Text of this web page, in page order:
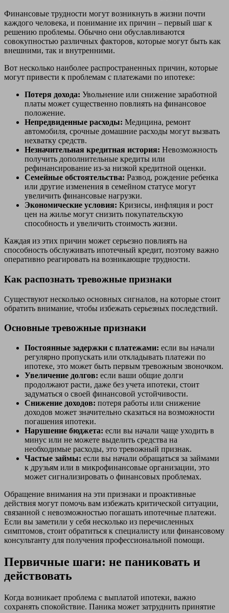
Финансовые трудности могут возникнуть в жизни почти
каждого человека, и понимание их причин – первый шаг к
решению проблемы. Обычно они обуславливаются
совокупностью различных факторов, которые могут быть как
внешними, так и внутренними.
Вот несколько наиболее распространенных причин, которые
могут привести к проблемам с платежами по ипотеке:
Потеря дохода: Увольнение или снижение заработной
платы может существенно повлиять на финансовое
положение.
Непредвиденные расходы: Медицина, ремонт
автомобиля, срочные домашние расходы могут вызвать
нехватку средств.
Незначительная кредитная история: Невозможность
получить дополнительные кредиты или
рефинансирование из-за низкой кредитной оценки.
Семейные обстоятельства: Развод, рождение ребенка
или другие изменения в семейном статусе могут
увеличить финансовые нагрузки.
Экономические условия: Кризисы, инфляция и рост
цен на жилье могут снизить покупательскую
способность и увеличить стоимость жизни.
Каждая из этих причин может серьезно повлиять на
способность обслуживать ипотечный кредит, поэтому важно
оперативно реагировать на возникающие трудности.
Как распознать тревожные признаки
Существуют несколько основных сигналов, на которые стоит
обратить внимание, чтобы избежать серьезных последствий.
Основные тревожные признаки
Постоянные задержки с платежами: если вы начали
регулярно пропускать или откладывать платежи по
ипотеке, это может быть первым тревожным звоночком.
Увеличение долгов: если ваши общие долги
продолжают расти, даже без учета ипотеки, стоит
задуматься о своей финансовой устойчивости.
Снижение доходов: потеря работы или снижение
доходов может значительно сказаться на возможности
погашения ипотеки.
Нарушение бюджета: если вы начали чаще уходить в
минус или не можете выделить средства на
необходимые расходы, это тревожный признак.
Частые займы: если вы начали обращаться за займами
к друзьям или в микрофинансовые организации, это
может сигнализировать о финансовых проблемах.
Обращение внимания на эти признаки и проактивные
действия могут помочь вам избежать критической ситуации,
связанной с невозможностью погашать ипотечные платежи.
Если вы заметили у себя несколько из перечисленных
симптомов, стоит обратиться к специалисту или финансовому
консультанту для получения профессиональной помощи.
Первичные шаги: не паниковать и
действовать
Когда возникает проблема с выплатой ипотеки, важно
сохранять спокойствие. Паника может затруднить принятие